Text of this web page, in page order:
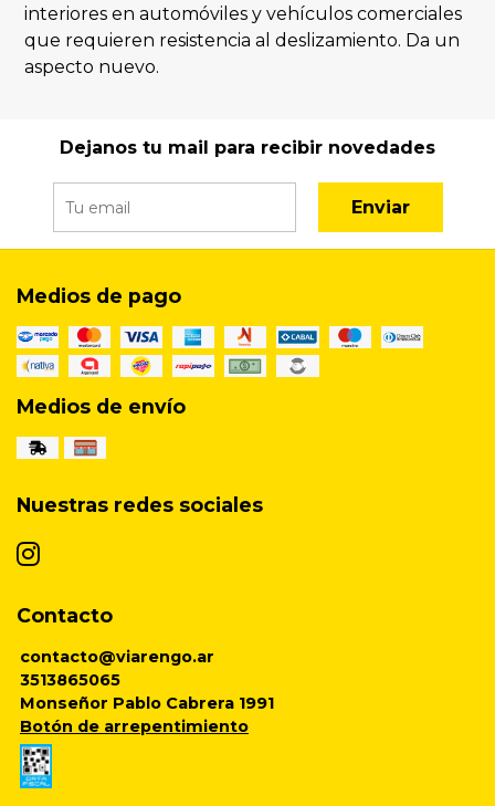
interiores en automóviles y vehículos comerciales
que requieren resistencia al deslizamiento. Da un
aspecto nuevo.
Dejanos tu mail para recibir novedades
Enviar
Medios de pago
Medios de envío
Nuestras redes sociales
Contacto
contacto@viarengo.ar
3513865065
Monseñor Pablo Cabrera 1991
Botón de arrepentimiento